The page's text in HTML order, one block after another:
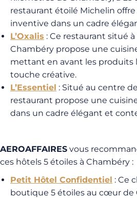
restaurant étoilé Michelin
inventive dans un cadre
L’Oxalis : Ce restaurant situé
Chambéry propose une
mettant en avant les produits
touche créative.
L’Essentiel : Situé au centre
restaurant propose une
dans un cadre élégant et
AEROAFFAIRES vous
ces hôtels 5 étoiles à Chambéry :
Petit Hôtel Confidentiel : Ce
boutique 5 étoiles au cœur de